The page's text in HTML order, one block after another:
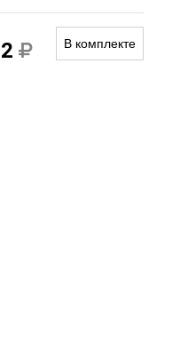
В комплекте